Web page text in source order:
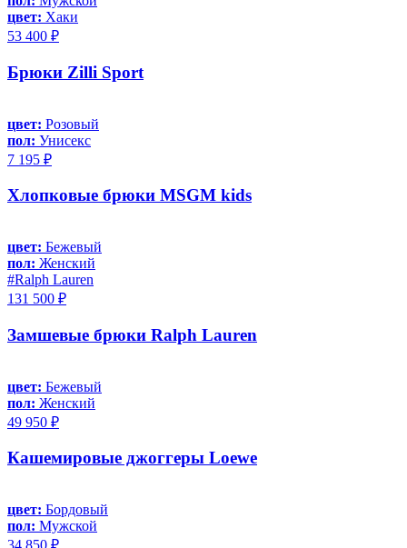
цвет: Хаки
53 400 ₽
Брюки Zilli Sport
цвет: Розовый
пол: Унисекс
7 195 ₽
Хлопковые брюки MSGM kids
цвет: Бежевый
пол: Женский
#Ralph Lauren
131 500 ₽
Замшевые брюки Ralph Lauren
цвет: Бежевый
пол: Женский
49 950 ₽
Кашемировые джоггеры Loewe
цвет: Бордовый
пол: Мужской
34 850 ₽